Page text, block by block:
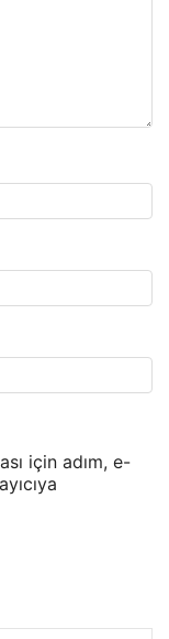
için adım, e-